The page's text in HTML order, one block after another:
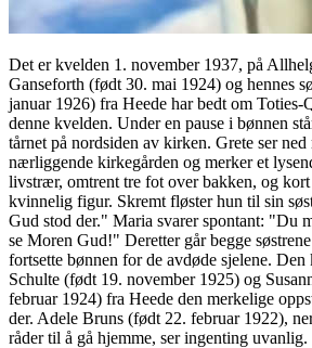
Det er kvelden 1. november 1937, på
Ganseforth (født 30. mai 1924) og hennes
januar 1926) fra Heede har bedt om Toties-
denne kvelden. Under en pause i bønnen
tårnet på nordsiden av kirken. Grete ser ned
nærliggende kirkegården og merker et
livstrær, omtrent tre fot over bakken, og kort
kvinnelig figur. Skremt fløster hun til sin
Gud stod der." Maria svarer spontant: "Du
se Moren Gud!" Deretter går begge
fortsette bønnen for de avdøde sjelene.
Schulte (født 19. november 1925) og
februar 1924) fra Heede den merkelige
der. Adele Bruns (født 22. februar 1922),
råder til å gå hjemme, ser ingenting uvanlig.